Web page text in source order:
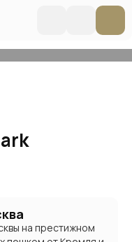
на престижном